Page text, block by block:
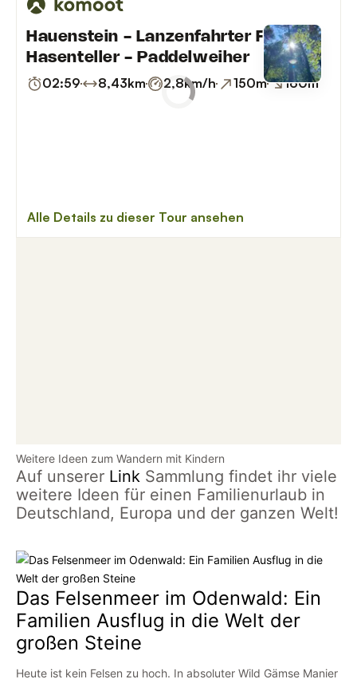
Weitere Ideen zum Wandern mit Kindern
Auf unserer Link Sammlung findet ihr viele
weitere Ideen für einen Familienurlaub in
Deutschland, Europa und der ganzen Welt!
Das Felsenmeer im Odenwald: Ein
Familien Ausflug in die Welt der
großen Steine
Heute ist kein Felsen zu hoch. In absoluter Wild Gämse Manier